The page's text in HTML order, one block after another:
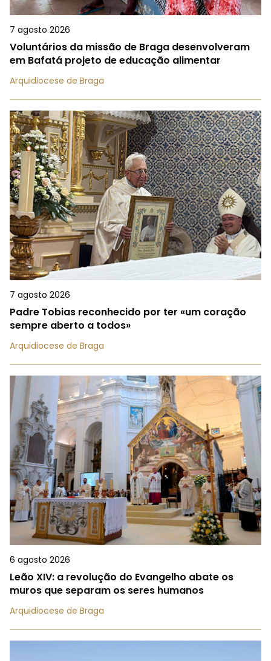
7 agosto 2026
Voluntários da missão de Braga desenvolveram
em Bafatá projeto de educação alimentar
Arquidiocese de Braga
7 agosto 2026
Padre Tobias reconhecido por ter «um coração
sempre aberto a todos»
Arquidiocese de Braga
6 agosto 2026
Leão XIV: a revolução do Evangelho abate os
muros que separam os seres humanos
Arquidiocese de Braga